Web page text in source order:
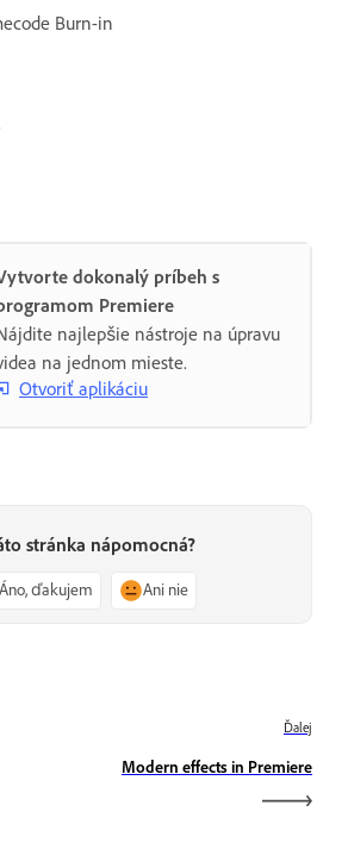
Burn-in
dokonalý príbeh s
Premiere
najlepšie nástroje na úpravu
na jednom mieste.
Otvoriť aplikáciu
stránka nápomocná?
Áno, ďakujem Ani nie
Ďalej
Modern effects in Premiere